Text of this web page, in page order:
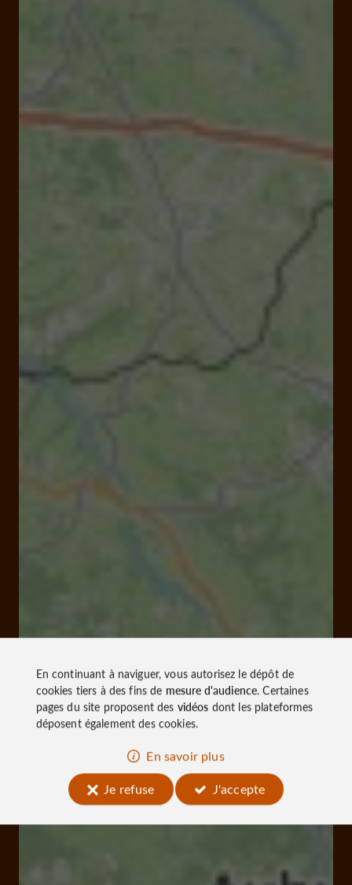
En continuant à naviguer, vous autorisez le dépôt de
cookies tiers à des fins de mesure d'audience. Certaines
pages du site proposent des vidéos dont les plateformes
déposent également des cookies.
En savoir plus
Je refuse
J'accepte